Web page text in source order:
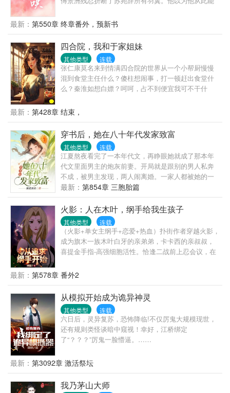
却不想，她转身就和傅景洲唯一忌惮的百年望族继承
人陆屿结了婚。——人人都说陆屿怎么可能会要傅景
洲养了八年的女人，不过是贪她美色，尝尝滋味，玩
腻了就一脚踹开。直到一段仅有几秒的视频转爆热搜
——视频中，矜贵清隽的男人将小姑娘箍在怀里，亲
得她眼尾泛红，喑哑又危险的嗓音抵着她唇角。一字
一顿：“晚晚刚才说什么？离婚？”他怀里的小姑娘红唇
细细发颤，“不…不离。”PS：男主（陆屿）蓄谋已
最新： 第550章 终章番外，预新书
四合院，我和于家姐妹
其他类型 连载
张仁康莫名来到情满四合院的世界从一个小帮厨慢慢
混到食堂主任什么？傻柱想闹事，打一顿赶出食堂什
么？秦淮如想白嫖？呵呵，占不到便宜我可不干什
我混的风生水起看张仁康玩转一院畜生
最新： 第428章 结束，
穿书后，她在八十年代发家致富
其他类型 连载
江夏熬夜看完了一本年代文，再睁眼她就成了那本年
代文里面男主的炮灰前妻。开局就是跟别的男人私奔
不成，被男主发现，两人闹离婚。一家人都被她的一
哭二闹三上吊四私奔五跳海六撞墙折腾怕了，只希望
她和男主赶紧离婚，赶紧收拾包袱走人。离就离，走
就走！江夏兴奋地收拾包袱，磨刀霍霍，打算在这个
猪都会飞的黄金年代大展猪蹄。男主却藏起了户口
本，将她压在身上：“可不可以不离婚？”江夏看了看他
敞开的衬衣领口……行吧！这是他求她的！绝对不是
因为她想被首富老公夜夜宠(*////▽////*)重生女指着江夏
破口大骂：“不要脸！你一定是知道他是未来首富才不
首位！
最新： 第854章 三胞胎篇
火影：人在木叶，纲手给我生孩子
其他类型 连载
（火影+单女主纲手+恋爱+热血）扑街作者穿越火影，
成为旗木一族木叶白牙的亲弟弟，卡卡西的亲叔叔，
喜提金手指-高强细胞活性。恰逢二战前上忍会议，在
烈攻势，二战中俘获芳心。纲手：“川枫君，为什么我
一直输。”旗木川枫：“因为我还想多活几年……”卡卡
西：“我叔叔，我吹爆。”旗木川枫：“低调低调。”......
简介无力，各位大大移步正文吧，日常+热血，希望各
位读者大大喜欢。
最新： 第578章 番外2
从模拟开始成为诡异神灵
其他类型 连载
六日后，灵异复苏，恐怖降临!不仅厉鬼大规模现世，
还有规则类怪谈暗中窥视！幸好，江桥绑定
了“？？？”厉鬼一脸懵逼。……
最新： 第3092章 激活祭坛
我乃茅山大师